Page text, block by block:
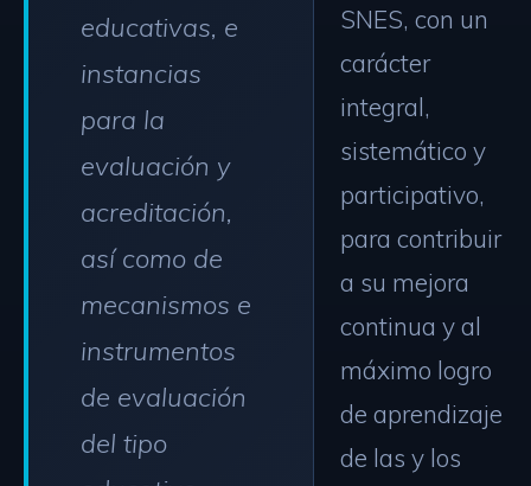
educativas, e
instancias
para la
evaluación y
acreditación,
así como de
mecanismos e
instrumentos
de evaluación
del tipo
SNES, con un
carácter
integral,
sistemático y
participativo,
para contribuir
a su mejora
continua y al
máximo logro
de aprendizaje
de las y los